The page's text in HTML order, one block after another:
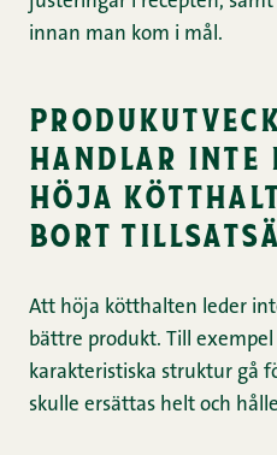
innan man kom i mål.
handlar inte
höja
bort
Att höja kötthalten leder
bättre produkt. Till
karakteristiska struktur gå
skulle ersättas helt och